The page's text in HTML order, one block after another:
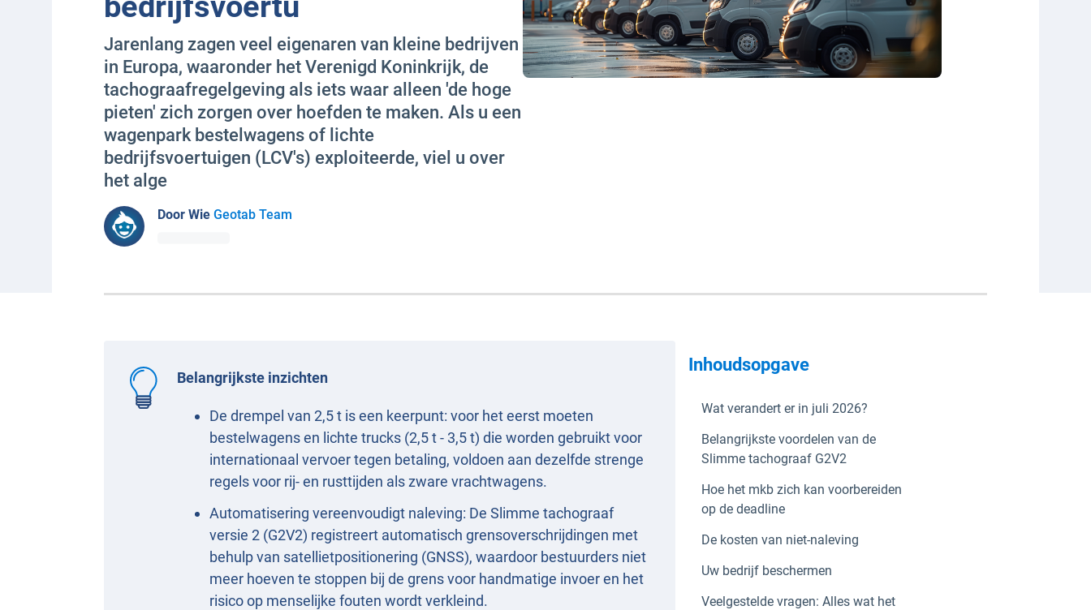
Jarenlang zagen veel eigenaren van kleine bedrijven
in Europa, waaronder het Verenigd Koninkrijk, de
tachograafregelgeving als iets waar alleen 'de hoge
pieten' zich zorgen over hoefden te maken. Als u een
wagenpark bestelwagens of lichte
bedrijfsvoertuigen (LCV's) exploiteerde, viel u over
het alge
Door Wie Geotab Team
Belangrijkste inzichten
De drempel van 2,5 t is een keerpunt: voor het eerst moeten
bestelwagens en lichte trucks (2,5 t - 3,5 t) die worden gebruikt voor
internationaal vervoer tegen betaling, voldoen aan dezelfde strenge
regels voor rij- en rusttijden als zware vrachtwagens.
Automatisering vereenvoudigt naleving: De Slimme tachograaf
versie 2 (G2V2) registreert automatisch grensoverschrijdingen met
behulp van satellietpositionering (GNSS), waardoor bestuurders niet
meer hoeven te stoppen bij de grens voor handmatige invoer en het
risico op menselijke fouten wordt verkleind.
Inhoudsopgave
Wat verandert er in juli 2026?
Belangrijkste voordelen van de
Slimme tachograaf G2V2
Hoe het mkb zich kan voorbereiden
op de deadline
De kosten van niet-naleving
Uw bedrijf beschermen
Veelgestelde vragen: Alles wat het